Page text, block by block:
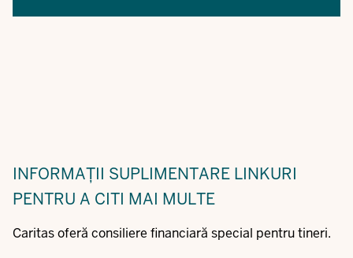
INFORMAȚII SUPLIMENTARE LINKURI
PENTRU A CITI MAI MULTE
Caritas oferă consiliere financiară special pentru tineri.